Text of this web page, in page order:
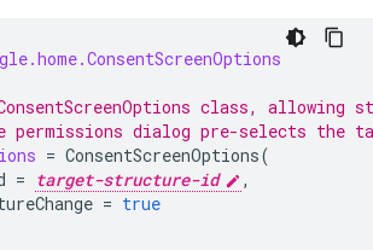
class, allowing
permissions dialog pre-selects the
= ConsentScreenOptions(
= target-structure-id
,
= true